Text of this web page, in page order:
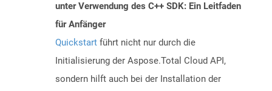
unter Verwendung des C++ SDK: Ein Leitfaden
für Anfänger
Quickstart führt nicht nur durch die
Initialisierung der Aspose.Total Cloud API,
sondern hilft auch bei der Installation der